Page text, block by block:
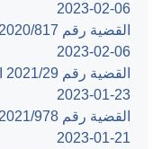
‎2023-02-06‏
‎2023-02-06‏
‎2023-01-23‏
‎2023-01-21‏